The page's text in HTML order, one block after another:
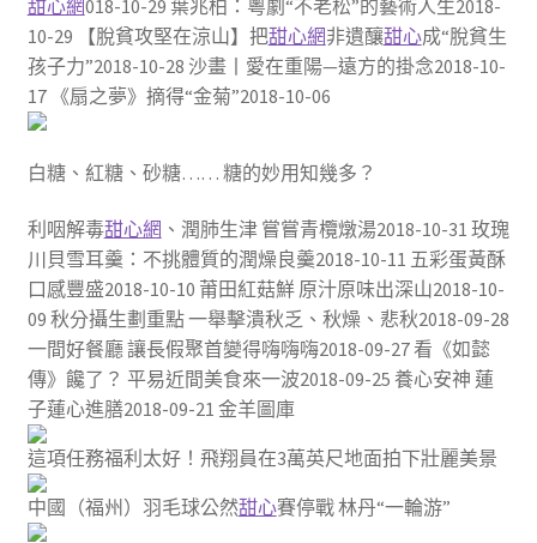
甜心網018-10-29 葉兆柏：粵劇“不老松”的藝術人生2018-
10-29 【脫貧攻堅在涼山】把甜心網非遺釀甜心成“脫貧生
孩子力”2018-10-28 沙畫丨愛在重陽—遠方的掛念2018-10-
17 《扇之夢》摘得“金菊”2018-10-06
白糖、紅糖、砂糖…… 糖的妙用知幾多？
利咽解毒甜心網 、潤肺生津 嘗嘗青欖燉湯2018-10-31 玫瑰
川貝雪耳羹：不挑體質的潤燥良羹2018-10-11 五彩蛋黃酥
口感豐盛2018-10-10 莆田紅菇鮮 原汁原味出深山2018-10-
09 秋分攝生劃重點 一舉擊潰秋乏、秋燥、悲秋2018-09-28
一間好餐廳 讓長假聚首變得嗨嗨嗨2018-09-27 看《如懿
傳》饞了？ 平易近間美食來一波2018-09-25 養心安神 蓮
子蓮心進膳2018-09-21 金羊圖庫
這項任務福利太好！飛翔員在3萬英尺地面拍下壯麗美景
中國（福州）羽毛球公然甜心賽停戰 林丹“一輪游”